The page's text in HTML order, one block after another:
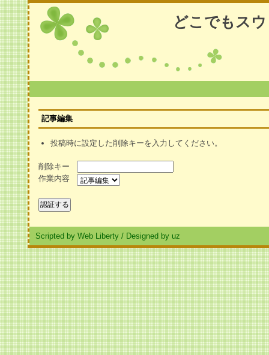
どこでもス
記事編集
投稿時に設定した削除キーを入力してください。
削除キー
作業内容
Scripted by Web Liberty / Designed by uz